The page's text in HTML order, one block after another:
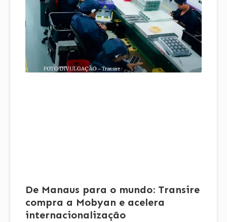
De Manaus para o mundo: Transire
compra a Mobyan e acelera
internacionalização